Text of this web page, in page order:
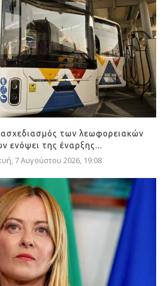
των λεωφορειακών
ενόψει της έναρξης...
7 Αυγούστου 2026, 19:08